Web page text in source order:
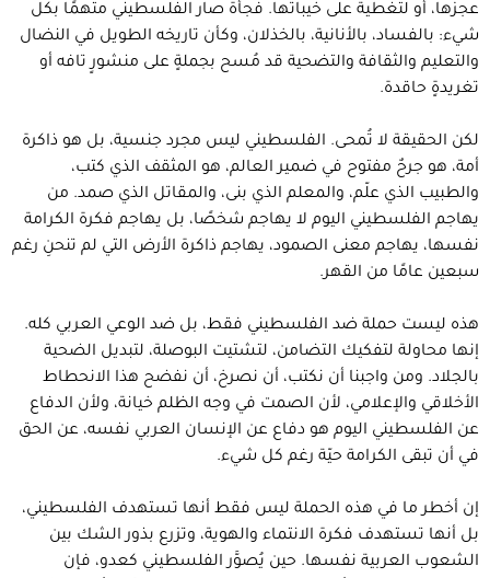
عجزها، أو لتغطية على خيباتها. فجأة صار الفلسطيني متهمًا بكل
شيء: بالفساد، بالأنانية، بالخذلان، وكأن تاريخه الطويل في النضال
والتعليم والثقافة والتضحية قد مُسح بجملةٍ على منشورٍ تافه أو
تغريدةٍ حاقدة.
لكن الحقيقة لا تُمحى. الفلسطيني ليس مجرد جنسية، بل هو ذاكرة
أمة، هو جرحٌ مفتوح في ضمير العالم، هو المثقف الذي كتب،
والطبيب الذي علّم، والمعلم الذي بنى، والمقاتل الذي صمد. من
يهاجم الفلسطيني اليوم لا يهاجم شخصًا، بل يهاجم فكرة الكرامة
نفسها، يهاجم معنى الصمود، يهاجم ذاكرة الأرض التي لم تنحنِ رغم
سبعين عامًا من القهر.
هذه ليست حملة ضد الفلسطيني فقط، بل ضد الوعي العربي كله.
إنها محاولة لتفكيك التضامن، لتشتيت البوصلة، لتبديل الضحية
بالجلاد. ومن واجبنا أن نكتب، أن نصرخ، أن نفضح هذا الانحطاط
الأخلاقي والإعلامي، لأن الصمت في وجه الظلم خيانة، ولأن الدفاع
عن الفلسطيني اليوم هو دفاع عن الإنسان العربي نفسه، عن الحق
في أن تبقى الكرامة حيّة رغم كل شيء.
إن أخطر ما في هذه الحملة ليس فقط أنها تستهدف الفلسطيني،
بل أنها تستهدف فكرة الانتماء والهوية، وتزرع بذور الشك بين
الشعوب العربية نفسها. حين يُصوَّر الفلسطيني كعدو، فإن